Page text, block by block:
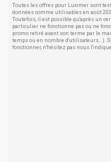
Toutes les offres pour Luximer sont
données comme utilisables en août
Toutefois, il est possible qu'après un
particulier ne fonctionne pas ou ne
promo retiré avant son terme par le
temps ou en nombre d'utilisateurs...).
fonctionner, n'hésitez pas nous